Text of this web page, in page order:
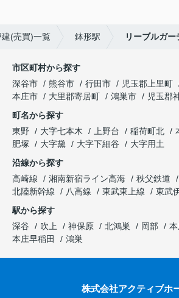
(売買)一覧 鉢形駅 リーブルガ
市区町村から探す
深谷市
熊谷市 行田市 児玉郡上里町
本庄市
大里郡寄居町 鴻巣市 児玉郡
町名から探す
東野
大字七本木 上野台 稲荷町北
肥塚
大字黛 大字下細谷
大字用土
沿線から探す
高崎線
湘南新宿ライン高海 秩父鉄道
北陸新幹線
八高線 東武東上線
東武
駅から探す
深谷
吹上 神保原 北鴻巣 岡部
本庄早稲田
鴻巣
株式会社アクティブホ